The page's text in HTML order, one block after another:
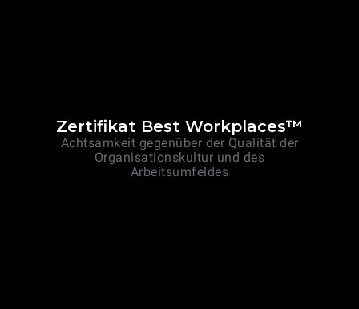
Zertifikat Best Workplaces™
Achtsamkeit gegenüber der Qualität der
Organisationskultur und des
Arbeitsumfeldes